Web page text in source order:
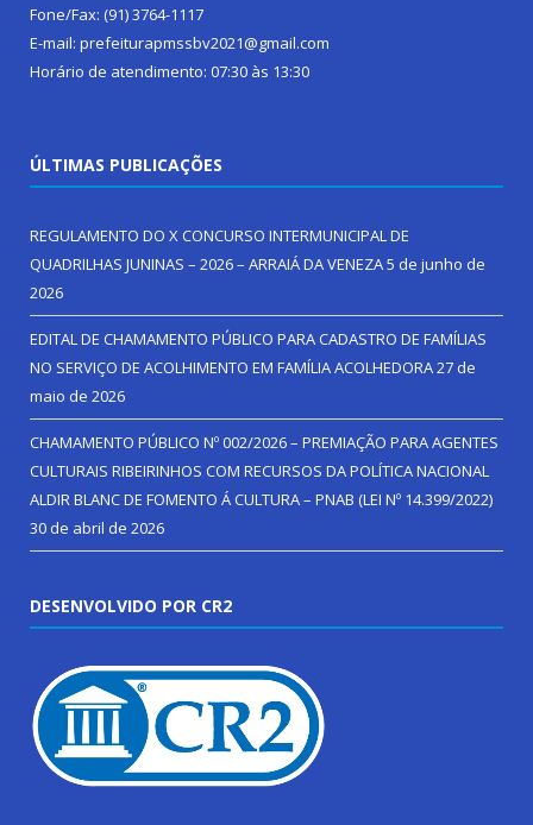
Fone/Fax: (91) 3764-1117
E-mail: prefeiturapmssbv2021@gmail.com
Horário de atendimento: 07:30 às 13:30
ÚLTIMAS PUBLICAÇÕES
REGULAMENTO DO X CONCURSO INTERMUNICIPAL DE
QUADRILHAS JUNINAS – 2026 – ARRAIÁ DA VENEZA5 de junho de
2026
EDITAL DE CHAMAMENTO PÚBLICO PARA CADASTRO DE FAMÍLIAS
NO SERVIÇO DE ACOLHIMENTO EM FAMÍLIA ACOLHEDORA27 de
maio de 2026
CHAMAMENTO PÚBLICO Nº 002/2026 – PREMIAÇÃO PARA AGENTES
CULTURAIS RIBEIRINHOS COM RECURSOS DA POLÍTICA NACIONAL
ALDIR BLANC DE FOMENTO Á CULTURA – PNAB (LEI Nº 14.399/2022)
30 de abril de 2026
DESENVOLVIDO POR CR2